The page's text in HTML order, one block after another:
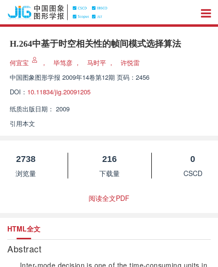
H.264中基于时空相关性的帧间模式选择算法
何宜宝 ， 毕笃彦 ， 马时平 ，
许悦雷
中国图象图形学报 2009年14卷第12期 页码：2456
DOI： 10.11834/jig.20091205
纸质出版日期： 2009
引用本文
2738
浏览量
216
下载量
0
CSCD
阅读全文PDF
HTML全文
Abstract
Inter-mode decision is one of the time-consuming units in